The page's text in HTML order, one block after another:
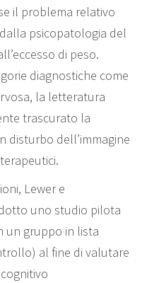
il problema relativo
psicopatologia del
di peso.
diagnostiche come
la letteratura
trascurato la
disturbo dell’immagine
Lewer e
uno studio pilota
un gruppo in lista
al fine di valutare